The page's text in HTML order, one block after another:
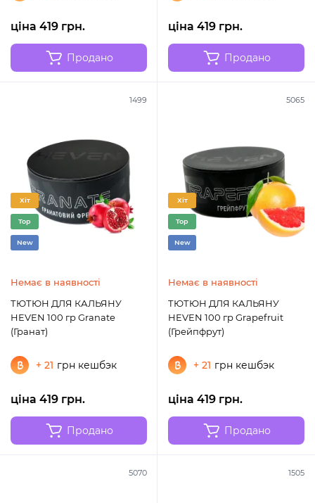
ціна 419 грн.
Продано
ціна 419 грн.
Продано
1499
Хіт
Top
New
Немає в наявності
ТЮТЮН ДЛЯ КАЛЬЯНУ
HEVEN 100 гр Granate
(Гранат)
+ 21 грн кешбэк
ціна 419 грн.
Продано
5065
Хіт
Top
New
Немає в наявності
ТЮТЮН ДЛЯ КАЛЬЯНУ
HEVEN 100 гр Grapefruit
(Грейпфрут)
+ 21 грн кешбэк
ціна 419 грн.
Продано
5070 1505